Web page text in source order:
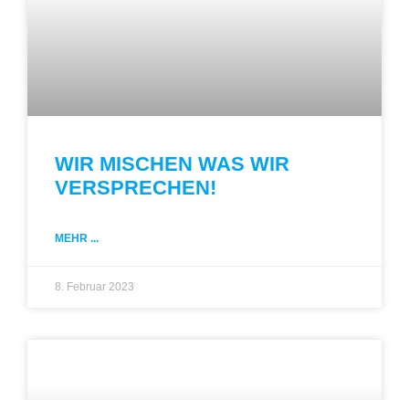
WIR MISCHEN WAS WIR
VERSPRECHEN!
MEHR ...
8. Februar 2023